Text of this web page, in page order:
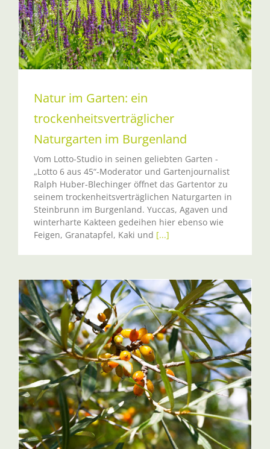
Natur im Garten: ein
trockenheitsverträglicher
Naturgarten im Burgenland
Vom Lotto-Studio in seinen geliebten Garten -
„Lotto 6 aus 45“-Moderator und Gartenjournalist
Ralph Huber-Blechinger öffnet das Gartentor zu
seinem trockenheitsverträglichen Naturgarten in
Steinbrunn im Burgenland. Yuccas, Agaven und
winterharte Kakteen gedeihen hier ebenso wie
Feigen, Granatapfel, Kaki und [...]